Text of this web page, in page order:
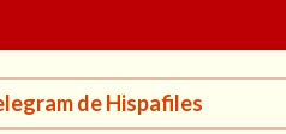
de Hispafiles